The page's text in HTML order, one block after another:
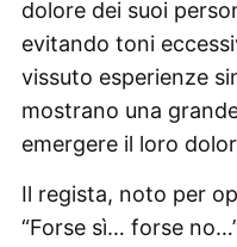
dolore dei suoi
evitando toni
vissuto esperienze
mostrano una
emergere il loro
Il regista, noto per
“Forse sì… forse